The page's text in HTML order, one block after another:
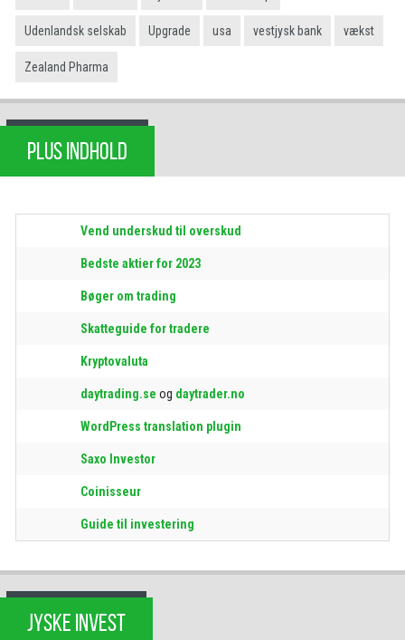
Udenlandsk selskab Upgrade usa vestjysk bank vækst
Zealand Pharma
PLUS INDHOLD
Vend underskud til overskud
Bedste aktier for 2023
Bøger om trading
Skatteguide for tradere
Kryptovaluta
daytrading.se og daytrader.no
WordPress translation plugin
Saxo Investor
Coinisseur
Guide til investering
JYSKE INVEST